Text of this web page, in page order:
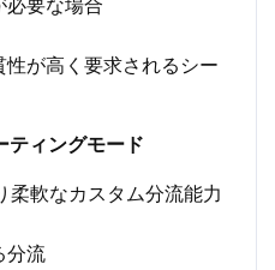
が高く要求されるシー
ティングモード
柔軟なカスタム分流能力
分流